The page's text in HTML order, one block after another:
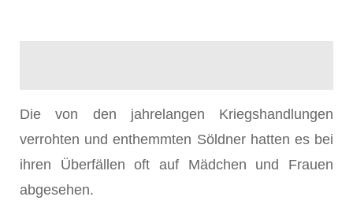
Die von den jahrelangen Kriegshandlungen
verrohten und enthemmten Söldner hatten es bei
ihren Überfällen oft auf Mädchen und Frauen
abgesehen.